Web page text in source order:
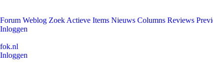
Forum Weblog Zoek Actieve Items Nieuws Columns Reviews
Inloggen
fok.nl
Inloggen